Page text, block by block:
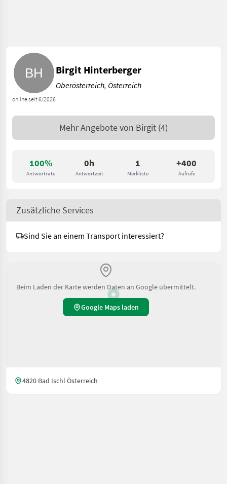
100%
Antwortrate
0h
Antwortzeit
1
Merkliste
+400
Aufrufe
online seit 6/2026
Birgit Hinterberger
Oberösterreich, Österreich
Mehr Angebote von Birgit (4)
Zusätzliche Services
Sind Sie an einem Transport interessiert?
Beim Laden der Karte werden Daten an Google übermittelt.
Google Maps laden
4820 Bad Ischl Österreich